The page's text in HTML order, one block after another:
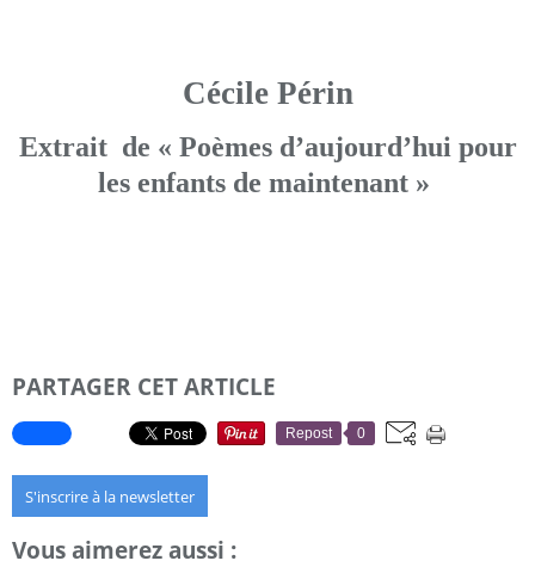
Cécile Périn
Extrait de « Poèmes d’aujourd’hui pour
les enfants de maintenant »
PARTAGER CET ARTICLE
Repost 0
S'inscrire à la newsletter
Vous aimerez aussi :